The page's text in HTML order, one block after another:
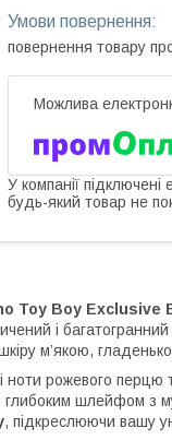
повернення товару
У компанії
будь-який товар не
Toy Boy Exclusive
і
м’якою,
ноти рожевого перцю
шлейфом з
, підкреслюючи вашу